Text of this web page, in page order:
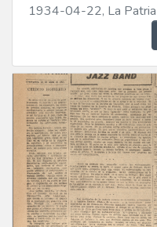
1934-04-22, La